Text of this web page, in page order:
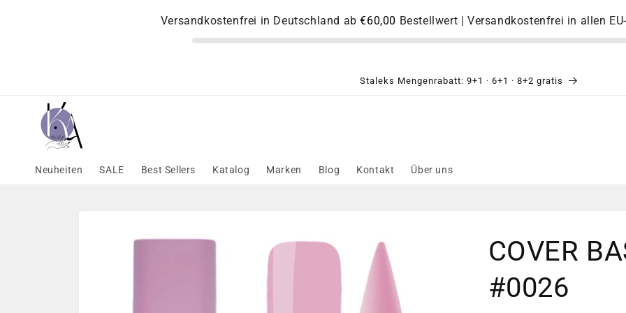
Versandkostenfrei in Deutschland ab€60,00 Bestellwert | Versandkostenfrei in allen
Staleks Mengenrabatt: 9+1 · 6+1 · 8+2 gratis
Neuheiten SALE Best Sellers Katalog Marken Blog Kontakt Über uns
COVER
#0026